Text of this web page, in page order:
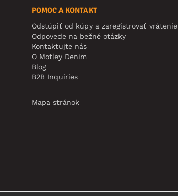
POMOC A KONTAKT
Odstúpiť od kúpy a zaregistrovať vrátenie
Odpovede na bežné otázky
Kontaktujte nás
O Motley Denim
Blog
B2B Inquiries
Mapa stránok